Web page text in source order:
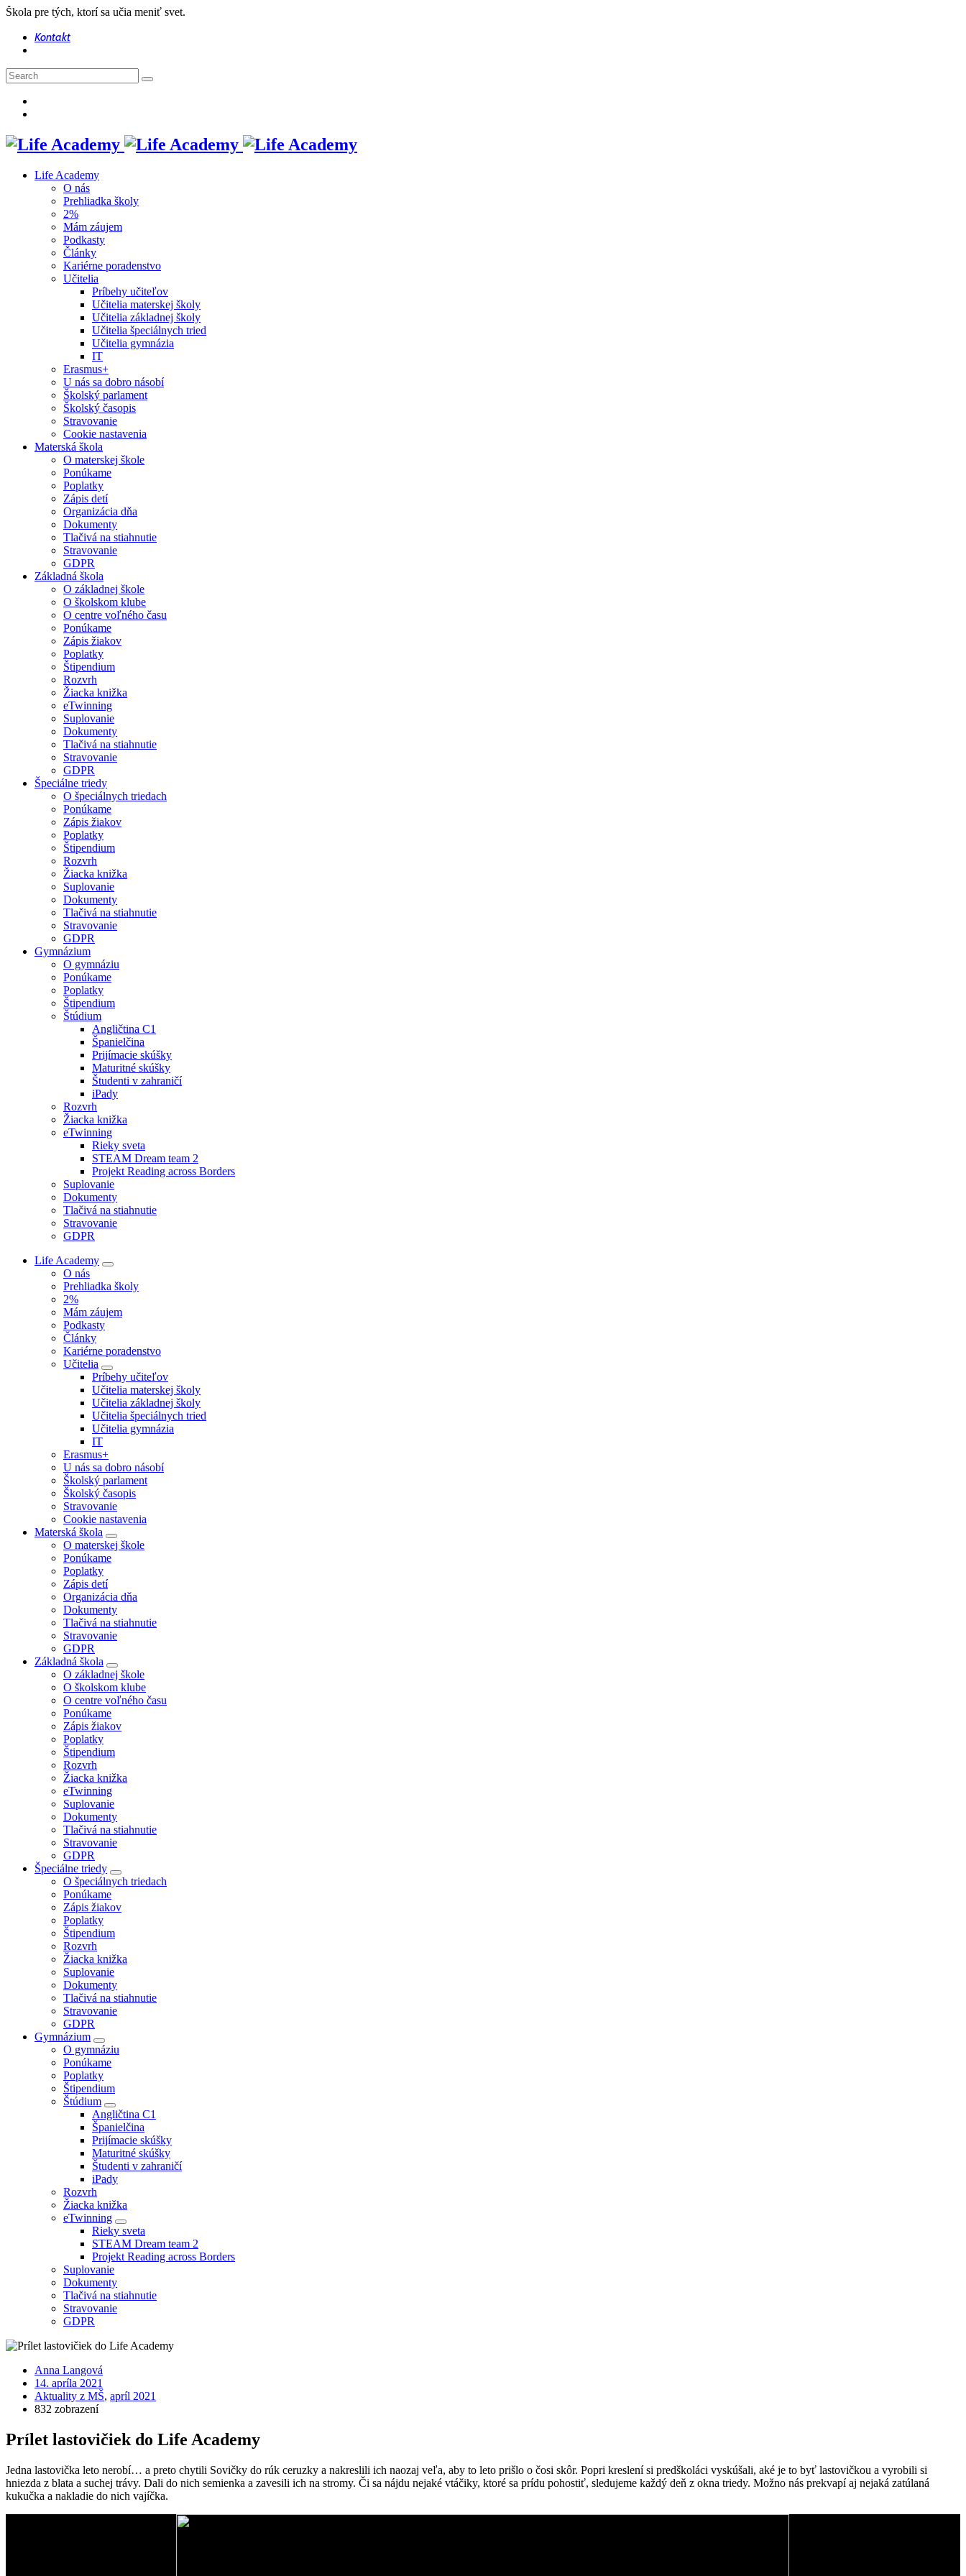
Škola pre tých, ktorí sa učia meniť svet.
Kontakt
Life Academy
O nás
Prehliadka školy
2%
Mám záujem
Podkasty
Články
Kariérne poradenstvo
Učitelia
Príbehy učiteľov
Učitelia materskej školy
Učitelia základnej školy
Učitelia špeciálnych tried
Učitelia gymnázia
IT
Erasmus+
U nás sa dobro násobí
Školský parlament
Školský časopis
Stravovanie
Cookie nastavenia
Materská škola
O materskej škole
Ponúkame
Poplatky
Zápis detí
Organizácia dňa
Dokumenty
Tlačivá na stiahnutie
Stravovanie
GDPR
Základná škola
O základnej škole
O školskom klube
O centre voľného času
Ponúkame
Zápis žiakov
Poplatky
Štipendium
Rozvrh
Žiacka knižka
eTwinning
Suplovanie
Dokumenty
Tlačivá na stiahnutie
Stravovanie
GDPR
Špeciálne triedy
O špeciálnych triedach
Ponúkame
Zápis žiakov
Poplatky
Štipendium
Rozvrh
Žiacka knižka
Suplovanie
Dokumenty
Tlačivá na stiahnutie
Stravovanie
GDPR
Gymnázium
O gymnáziu
Ponúkame
Poplatky
Štipendium
Štúdium
Angličtina C1
Španielčina
Prijímacie skúšky
Maturitné skúšky
Študenti v zahraničí
iPady
Rozvrh
Žiacka knižka
eTwinning
Rieky sveta
STEAM Dream team 2
Projekt Reading across Borders
Suplovanie
Dokumenty
Tlačivá na stiahnutie
Stravovanie
GDPR
Life Academy
O nás
Prehliadka školy
2%
Mám záujem
Podkasty
Články
Kariérne poradenstvo
Učitelia
Príbehy učiteľov
Učitelia materskej školy
Učitelia základnej školy
Učitelia špeciálnych tried
Učitelia gymnázia
IT
Erasmus+
U nás sa dobro násobí
Školský parlament
Školský časopis
Stravovanie
Cookie nastavenia
Materská škola
O materskej škole
Ponúkame
Poplatky
Zápis detí
Organizácia dňa
Dokumenty
Tlačivá na stiahnutie
Stravovanie
GDPR
Základná škola
O základnej škole
O školskom klube
O centre voľného času
Ponúkame
Zápis žiakov
Poplatky
Štipendium
Rozvrh
Žiacka knižka
eTwinning
Suplovanie
Dokumenty
Tlačivá na stiahnutie
Stravovanie
GDPR
Špeciálne triedy
O špeciálnych triedach
Ponúkame
Zápis žiakov
Poplatky
Štipendium
Rozvrh
Žiacka knižka
Suplovanie
Dokumenty
Tlačivá na stiahnutie
Stravovanie
GDPR
Gymnázium
O gymnáziu
Ponúkame
Poplatky
Štipendium
Štúdium
Angličtina C1
Španielčina
Prijímacie skúšky
Maturitné skúšky
Študenti v zahraničí
iPady
Rozvrh
Žiacka knižka
eTwinning
Rieky sveta
STEAM Dream team 2
Projekt Reading across Borders
Suplovanie
Dokumenty
Tlačivá na stiahnutie
Stravovanie
GDPR
Anna Langová
14. apríla 2021
Aktuality z MŠ, apríl 2021
832 zobrazení
Prílet lastovičiek do Life Academy
Jedna lastovička leto nerobí… a preto chytili Sovičky do rúk ceruzky a nakreslili ich naozaj veľa, aby to leto prišlo o čosi skôr. Popri kreslení si predškoláci vyskúšali, aké je to byť lastovičkou a vyrobili si
hniezda z blata a suchej trávy. Dali do nich semienka a zavesili ich na stromy. Či sa nájdu nejaké vtáčiky, ktoré sa prídu pohostiť, sledujeme každý deň z okna triedy. Možno nás prekvapí aj nejaká zatúlaná
kukučka a nakladie do nich vajíčka.